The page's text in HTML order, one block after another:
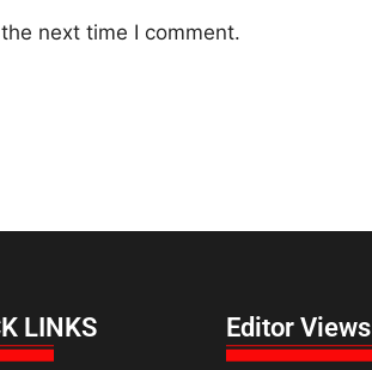
next time I comment.
LINKS Editor Views